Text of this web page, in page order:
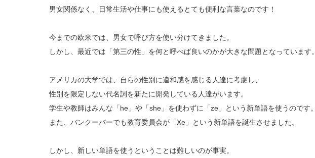
男女関係なく、日常生活や仕事にも使えるとても便利な言葉なのです！
今までの欧米では、男女で呼び方を使い分けてきました。
しかし、最近では「第三の性」を何と呼べば良いのかが大きな問題となっています。
アメリカの大学では、自らの性別に違和感を感じる人達に考慮し、
性別を限定しない代名詞を新たに開発している人達がいます。
学生や教師はみんな「he」や「she」を使わずに「ze」という新単語を使うのです。
また、バンクーバーでも教育委員会が「Xe」という新単語を誕生させました。
しかし、新しい単語を使うということは難しいのが事実。